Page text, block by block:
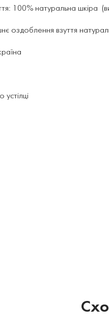
100% натуральна шкіра
оздоблення взуття